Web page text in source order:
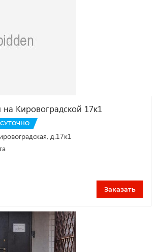
Кировоградской 17к1
д.17к1
Заказать